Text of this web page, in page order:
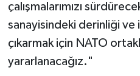
çalışmalarımızı
sanayisindeki derinliği ve
çıkarmak için NATO
yararlanacağız."